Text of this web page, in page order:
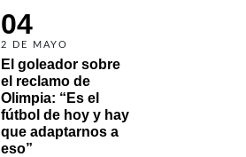
04
2 DE MAYO
El goleador sobre
el reclamo de
Olimpia: “Es el
fútbol de hoy y hay
que adaptarnos a
eso”